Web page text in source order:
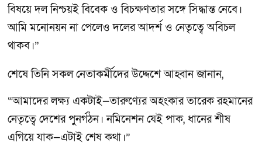
বিষয়ে দল নিশ্চয়ই বিবেক ও বিচক্ষণতার সঙ্গে সিদ্ধান্ত নেবে।
আমি মনোনয়ন না পেলেও দলের আদর্শ ও নেতৃত্বে অবিচল
থাকব।”
শেষে তিনি সকল নেতাকর্মীদের উদ্দেশে আহ্বান জানান,
“আমাদের লক্ষ্য একটাই—তারুণ্যের অহংকার তারেক রহমানের
নেতৃত্বে দেশের পুনর্গঠন। নমিনেশন যেই পাক, ধানের শীষ
এগিয়ে যাক—এটাই শেষ কথা।”